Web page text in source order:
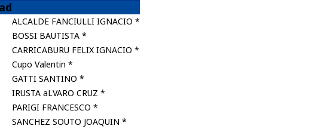
ALCALDE FANCIULLI IGNACIO *
BOSSI BAUTISTA *
CARRICABURU FELIX IGNACIO *
Cupo Valentin *
GATTI SANTINO *
IRUSTA aLVARO CRUZ *
PARIGI FRANCESCO *
SANCHEZ SOUTO JOAQUIN *